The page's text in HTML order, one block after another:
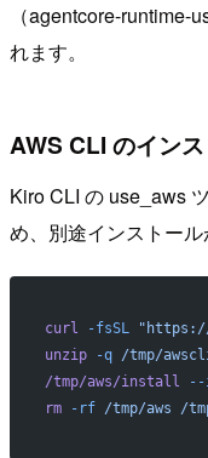
（agentcore-runtime-
れます。
AWS CLI のイン
Kiro CLI の use_aws
め、別途インストール
curl -fsSL
"https://
unzip -q /tmp/
/tmp/aws/install
--
rm -rf /tmp/aws /